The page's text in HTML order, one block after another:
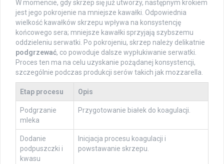
W momencie, gdy skrzep się już utworzy, następnym krokiem
jest jego pokrojenie na mniejsze kawałki. Odpowiednia
wielkość kawałków skrzepu wpływa na konsystencję
końcowego sera; mniejsze kawałki sprzyjają szybszemu
oddzieleniu serwatki. Po pokrojeniu, skrzep należy delikatnie
podgrzewać, co powoduje dalsze wypłukiwanie serwatki.
Proces ten ma na celu uzyskanie pożądanej konsystencji,
szczególnie podczas produkcji serów takich jak mozzarella.
Etap procesu Opis
Podgrzanie
mleka
Przygotowanie białek do koagulacji.
Dodanie
podpuszczki i
kwasu
Inicjacja procesu koagulacji i
powstawanie skrzepu.